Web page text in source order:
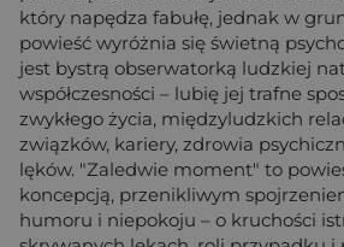
który napędza fabułę, jednak w
powieść wyróżnia się świetną
jest bystrą obserwatorką ludzkiej
współczesności – lubię jej trafne
zwykłego życia, międzyludzkich
związków, kariery, zdrowia
lęków. "Zaledwie moment" to
koncepcją, przenikliwym
humoru i niepokoju – o kruchości